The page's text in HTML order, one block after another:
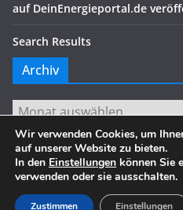
auf DeinEnergieportal.de
Search Results
Archiv
Archiv
Copyright © 2026.
Theme:ColorMag von
Wir verwenden Cookies, um
auf unserer Website zu bieten.
In den Einstellungen können Sie
verwenden oder sie ausschalten.
Zustimmen Einstellungen